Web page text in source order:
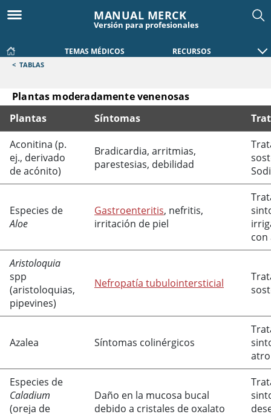
MANUAL MERCK
Versión para profesionales
TEMAS MÉDICOS RECURSOS
< TABLAS
Plantas moderadamente venenosas
Plantas moderadamente venenosas
Plantas Síntomas
Aconitina (p.
ej., derivado
de acónito)
Bradicardia, arritmias,
parestesias, debilidad
Especies de
Aloe
Gastroenteritis, nefritis,
irritación de piel
con
Aristoloquia
spp
(aristoloquias,
pipevines)
Nefropatía tubulointersticial
Azalea Síntomas colinérgicos
Especies de
Caladium
(oreja de
Daño en la mucosa bucal
debido a cristales de oxalato